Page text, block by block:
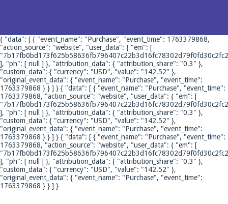
{ "data": [ { "event_name": "Purchase", "event_time": 1763379868,
"action_source": "website", "user_data": { "em": [
], "ph": [ null ] }, "attribution_data": { "attribution_share": "0.3" },
"custom_data": { "currency": "USD", "value": "142.52" },
"original_event_data": { "event_name": "Purchase", "event_time":
1763379868 } } ] } { "data": [ { "event_name": "Purchase", "event_time":
1763379868, "action_source": "website", "user_data": { "em": [
], "ph": [ null ] }, "attribution_data": { "attribution_share": "0.3" },
"custom_data": { "currency": "USD", "value": "142.52" },
"original_event_data": { "event_name": "Purchase", "event_time":
1763379868 } } ] } { "data": [ { "event_name": "Purchase", "event_time":
1763379868, "action_source": "website", "user_data": { "em": [
], "ph": [ null ] }, "attribution_data": { "attribution_share": "0.3" },
"custom_data": { "currency": "USD", "value": "142.52" },
"original_event_data": { "event_name": "Purchase", "event_time":
1763379868 } } ] }